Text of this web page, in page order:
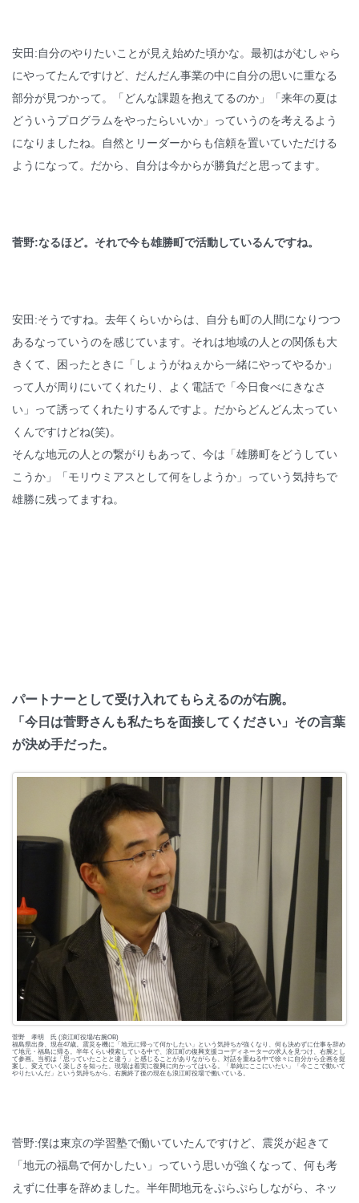
安田:自分のやりたいことが見え始めた頃かな。最初はがむしゃら
にやってたんですけど、だんだん事業の中に自分の思いに重なる
部分が見つかって。「どんな課題を抱えてるのか」「来年の夏は
どういうプログラムをやったらいいか」っていうのを考えるよう
になりましたね。自然とリーダーからも信頼を置いていただける
ようになって。だから、自分は今からが勝負だと思ってます。
菅野:なるほど。それで今も雄勝町で活動しているんですね。
安田:そうですね。去年くらいからは、自分も町の人間になりつつ
あるなっていうのを感じています。それは地域の人との関係も大
きくて、困ったときに「しょうがねぇから一緒にやってやるか」
って人が周りにいてくれたり、よく電話で「今日食べにきなさ
い」って誘ってくれたりするんですよ。だからどんどん太ってい
くんですけどね(笑)。
そんな地元の人との繋がりもあって、今は「雄勝町をどうしてい
こうか」「モリウミアスとして何をしようか」っていう気持ちで
雄勝に残ってますね。
パートナーとして受け入れてもらえるのが右腕。
「今日は菅野さんも私たちを面接してください」その言葉
が決め手だった。
菅野 孝明 氏 (浪江町役場/右腕OB)
福島県出身、現在47歳。震災を機に「地元に帰って何かしたい」という気持ちが強くなり、何も決めずに仕事を辞め
て地元・福島に帰る。半年くらい模索している中で、浪江町の復興支援コーディネーターの求人を見つけ、右腕とし
て参画。当初は「思っていたことと違う」と感じることがありながらも、対話を重ねる中で徐々に自分から企画を提
案し、変えていく楽しさを知った。現場は着実に復興に向かってはいる。「単純にここにいたい」「今ここで動いて
やりたいんだ」という気持ちから、右腕終了後の現在も浪江町役場で働いている。
菅野:僕は東京の学習塾で働いていたんですけど、震災が起きて
「地元の福島で何かしたい」っていう思いが強くなって、何も考
えずに仕事を辞めました。半年間地元をぷらぷらしながら、ネッ